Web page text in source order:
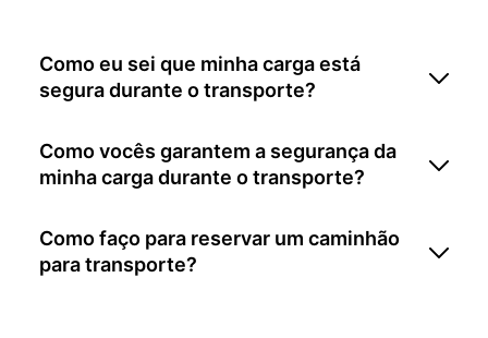
Como eu sei que minha carga está
segura durante o transporte?
Como vocês garantem a segurança da
minha carga durante o transporte?
Como faço para reservar um caminhão
para transporte?